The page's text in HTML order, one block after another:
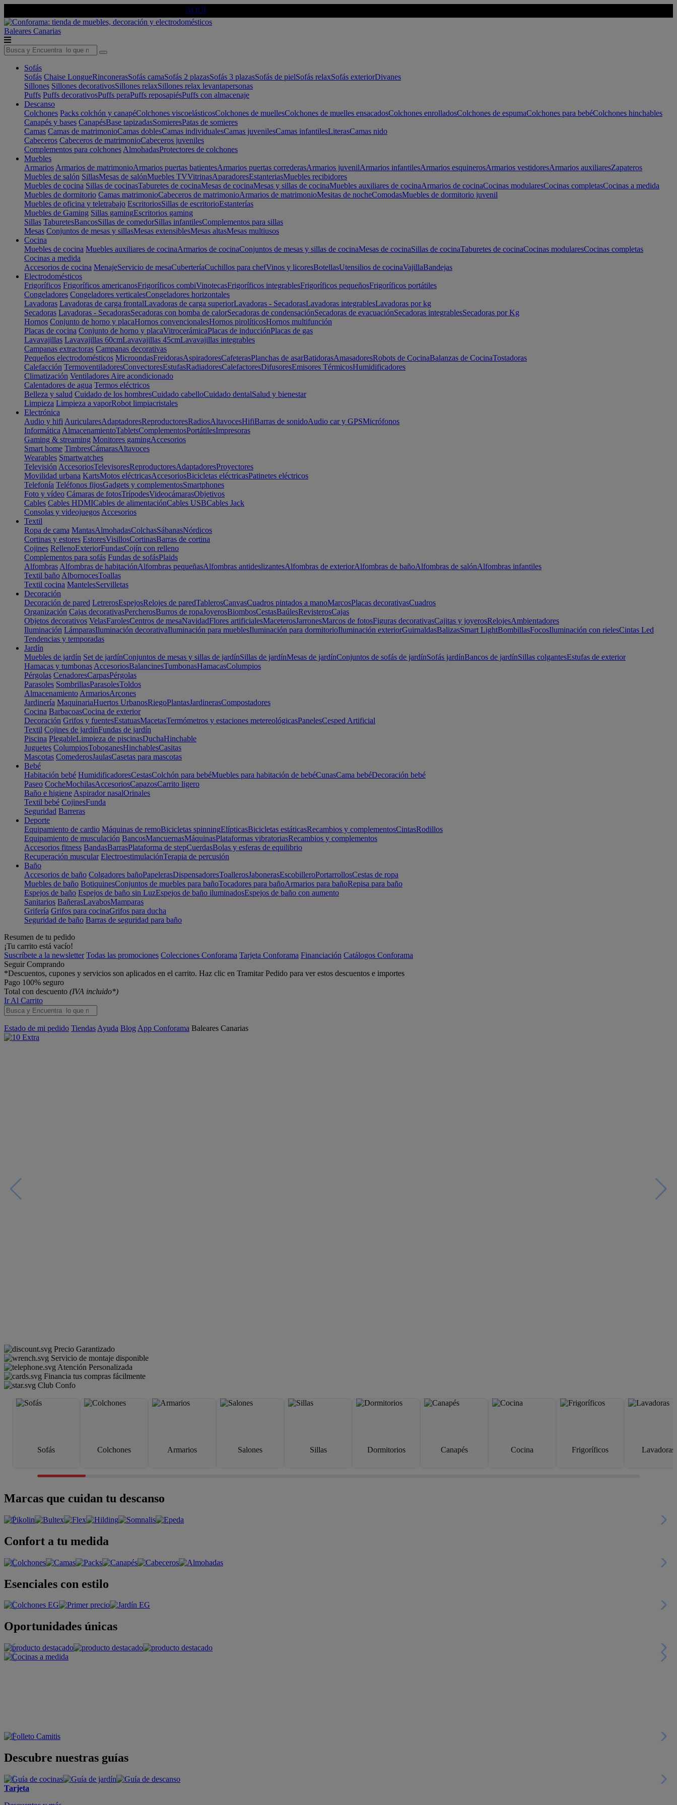
AQUÍ
Baleares Canarias
Sofás
Sofás Chaise LongueRinconerasSofás camaSofás 2 plazasSofás 3 plazasSofás de pielSofás relaxSofás exteriorDivanes
Sillones Sillones decorativosSillones relaxSillones relax levantapersonas
Puffs Puffs decorativosPuffs peraPuffs reposapiésPuffs con almacenaje
Descanso
Colchones Packs colchón y canapéColchones viscoelásticosColchones de muellesColchones de muelles ensacadosColchones enrolladosColchones de espumaColchones para bebéColchones hinchables
Canapés y bases CanapésBase tapizadasSomieresPatas de somieres
Camas Camas de matrimonioCamas doblesCamas individualesCamas juvenilesCamas infantilesLiterasCamas nido
Cabeceros Cabeceros de matrimonioCabeceros juveniles
Complementos para colchones AlmohadasProtectores de colchones
Muebles
Armarios Armarios de matrimonioArmarios puertas batientesArmarios puertas correderasArmarios juvenilArmarios infantilesArmarios esquinerosArmarios vestidoresArmarios auxiliaresZapateros
Muebles de salón SillasMesas de salónMuebles TVVitrinasAparadoresEstanteriasMuebles recibidores
Muebles de cocina Sillas de cocinasTaburetes de cocinaMesas de cocinaMesas y sillas de cocinaMuebles auxiliares de cocinaArmarios de cocinaCocinas modularesCocinas completasCocinas a medida
Muebles de dormitorio Camas matrimonioCabeceros de matrimonioArmarios de matrimonioMesitas de nocheComodasMuebles de dormitorio juvenil
Muebles de oficina y teletrabajo EscritoriosSillas de escritorioEstanterías
Muebles de Gaming Sillas gamingEscritorios gaming
Sillas TaburetesBancosSillas de comedorSillas infantilesComplementos para sillas
Mesas Conjuntos de mesas y sillasMesas extensiblesMesas altasMesas multiusos
Cocina
Muebles de cocina Muebles auxiliares de cocinaArmarios de cocinaConjuntos de mesas y sillas de cocinaMesas de cocinaSillas de cocinaTaburetes de cocinaCocinas modularesCocinas completas
Cocinas a medida
Accesorios de cocina MenajeServicio de mesaCuberteríaCuchillos para chefVinos y licoresBotellasUtensilios de cocinaVajillaBandejas
Electrodomésticos
Frigoríficos Frigoríficos americanosFrigoríficos combiVinotecasFrigoríficos integrablesFrigoríficos pequeñosFrigoríficos portátiles
Congeladores Congeladores verticalesCongeladores horizontales
Lavadoras Lavadoras de carga frontalLavadoras de carga superiorLavadoras - SecadorasLavadoras integrablesLavadoras por kg
Secadoras Lavadoras - SecadorasSecadoras con bomba de calorSecadoras de condensaciónSecadoras de evacuaciónSecadoras integrablesSecadoras por Kg
Hornos Conjunto de horno y placaHornos convencionalesHornos pirolíticosHornos multifunción
Placas de cocina Conjunto de horno y placaVitrocerámicaPlacas de inducciónPlacas de gas
Lavavajillas Lavavajillas 60cmLavavajillas 45cmLavavajillas integrables
Campanas extractoras Campanas decorativas
Pequeños electrodomésticos MicroondasFreidorasAspiradoresCafeterasPlanchas de asarBatidorasAmasadoresRobots de CocinaBalanzas de CocinaTostadoras
Calefacción TermoventiladoresConvectoresEstufasRadiadoresCalefactoresDifusoresEmisores TérmicosHumidificadores
Climatización Ventiladores Aire acondicionado
Calentadores de agua Termos eléctricos
Belleza y salud Cuidado de los hombresCuidado cabelloCuidado dentalSalud y bienestar
Limpieza Limpieza a vaporRobot limpiacristales
Electrónica
Audio y hifi AuricularesAdaptadoresReproductoresRadiosAltavocesHifiBarras de sonidoAudio car y GPSMicrófonos
Informática AlmacenamientoTabletsComplementosPortátilesImpresoras
Gaming & streaming Monitores gamingAccesorios
Smart home TimbresCámarasAltavoces
Wearables Smartwatches
Televisión AccesoriosTelevisoresReproductoresAdaptadoresProyectores
Movilidad urbana KartsMotos eléctricasAccesoriosBicicletas eléctricasPatinetes eléctricos
Telefonía Teléfonos fijosGadgets y complementosSmartphones
Foto y vídeo Cámaras de fotosTrípodesVideocámarasObjetivos
Cables Cables HDMICables de alimentaciónCables USBCables Jack
Consolas y videojuegos Accesorios
Textil
Ropa de cama MantasAlmohadasColchasSábanasNórdicos
Cortinas y estores EstoresVisillosCortinasBarras de cortina
Cojines RellenoExteriorFundasCojín con relleno
Complementos para sofás Fundas de sofásPlaids
Alfombras Alfombras de habitaciónAlfombras pequeñasAlfombras antideslizantesAlfombras de exteriorAlfombras de bañoAlfombras de salónAlfombras infantiles
Textil baño AlbornocesToallas
Textil cocina MantelesServilletas
Decoración
Decoración de pared LetrerosEspejosRelojes de paredTablerosCanvasCuadros pintados a manoMarcosPlacas decorativasCuadros
Organización Cajas decorativasPercherosBurros de ropaJoyerosBiombosCestasBaúlesRevisterosCajas
Objetos decorativos VelasFarolesCentros de mesaNavidadFlores artificialesMaceterosJarronesMarcos de fotosFiguras decorativasCajitas y joyerosRelojesAmbientadores
Iluminación LámparasIluminación decorativaIluminación para mueblesIluminación para dormitorioIluminación exteriorGuirnaldasBalizasSmart LightBombillasFocosIluminación con rielesCintas Led
Tendencias y temporadas
Jardín
Muebles de jardín Set de jardínConjuntos de mesas y sillas de jardínSillas de jardínMesas de jardínConjuntos de sofás de jardínSofás jardínBancos de jardínSillas colgantesEstufas de exterior
Hamacas y tumbonas AccesoriosBalancinesTumbonasHamacasColumpios
Pérgolas CenadoresCarpasPérgolas
Parasoles SombrillasParasolesToldos
Almacenamiento ArmariosArcones
Jardinería MaquinariaHuertos UrbanosRiegoPlantasJardinerasCompostadores
Cocina BarbacoasCocina de exterior
Decoración Grifos y fuentesEstatuasMacetasTermómetros y estaciones metereológicasPanelesCesped Artificial
Textil Cojines de jardínFundas de jardín
Piscina PlegableLimpieza de piscinasDuchaHinchable
Juguetes ColumpiosToboganesHinchablesCasitas
Mascotas ComederosJaulasCasetas para mascotas
Bebé
Habitación bebé HumidificadoresCestasColchón para bebéMuebles para habitación de bebéCunasCama bebéDecoración bebé
Paseo CocheMochilasAccesoriosCapazosCarrito ligero
Baño e higiene Aspirador nasalOrinales
Textil bebé CojinesFunda
Seguridad Barreras
Deporte
Equipamiento de cardio Máquinas de remoBicicletas spinningElípticasBicicletas estáticasRecambios y complementosCintasRodillos
Equipamiento de musculación BancosMancuernasMáquinasPlataformas vibratoriasRecambios y complementos
Accesorios fitness BandasBarrasPlataforma de stepCuerdasBolas y esferas de equilibrio
Recuperación muscular ElectroestimulaciónTerapia de percusión
Baño
Accesorios de baño Colgadores bañoPapelerasDispensadoresToallerosJabonerasEscobilleroPortarrollosCestas de ropa
Muebles de baño BotiquinesConjuntos de muebles para bañoTocadores para bañoArmarios para bañoRepisa para baño
Espejos de baño Espejos de baño sin LuzEspejos de baño iluminadosEspejos de baño con aumento
Sanitarios BañerasLavabosMamparas
Grifería Grifos para cocinaGrifos para ducha
Seguridad de baño Barras de seguridad para baño
Resumen de tu pedido
¡Tu carrito está vacío!
Suscríbete a la newsletter Todas las promociones Colecciones Conforama Tarjeta Conforama Financiación Catálogos Conforama
Seguir Comprando
*Descuentos, cupones y servicios son aplicados en el carrito. Haz clic en Tramitar Pedido para ver estos descuentos e importes
Pago 100% seguro
Total con descuento (IVA incluido*)
Ir Al Carrito
Estado de mi pedido Tiendas Ayuda Blog App Conforama Baleares Canarias
Precio Garantizado
Servicio de montaje disponible
Atención Personalizada
Financia tus compras fácilmente
Club Confo
Sofás Colchones Armarios Salones Sillas Dormitorios Canapés Cocina Frigoríficos Lavadoras
Marcas que cuidan tu descanso
Confort a tu medida
Esenciales con estilo
Oportunidades únicas
Descubre nuestras guías
Tarjeta